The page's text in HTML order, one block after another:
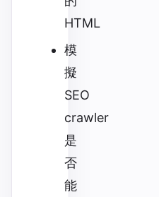
HTML
模
擬
SEO
crawler
是
否
能